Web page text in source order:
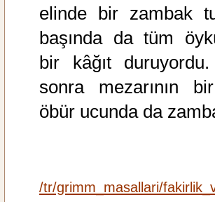
elinde bir zambak
başında da tüm
bir kâğıt
sonra mezarının
öbür ucunda da
/tr/grimm_masallari/